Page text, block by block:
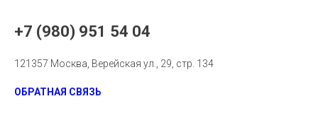
+7 (980) 951 54 04
121357 Москва, Верейская ул., 29, стр. 134
ОБРАТНАЯ СВЯЗЬ